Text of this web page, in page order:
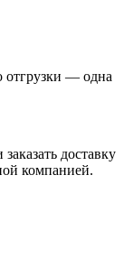
отгрузки — одна
доставку
компанией.